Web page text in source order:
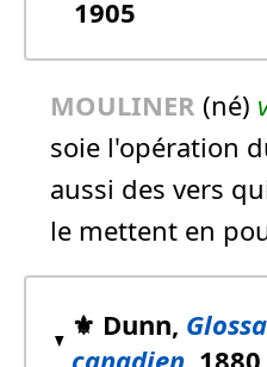
1905
MOULINER (né)
soie l'opération
aussi des vers
le mettent en
⚜️ Dunn,
canadien, 1880